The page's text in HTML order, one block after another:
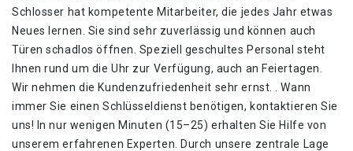
Schlosser hat kompetente Mitarbeiter, die jedes Jahr etwas
Neues lernen. Sie sind sehr zuverlässig und können auch
Türen schadlos öffnen. Speziell geschultes Personal steht
Ihnen rund um die Uhr zur Verfügung, auch an Feiertagen.
Wir nehmen die Kundenzufriedenheit sehr ernst. . Wann
immer Sie einen Schlüsseldienst benötigen, kontaktieren Sie
uns! In nur wenigen Minuten (15–25) erhalten Sie Hilfe von
unserem erfahrenen Experten. Durch unsere zentrale Lage